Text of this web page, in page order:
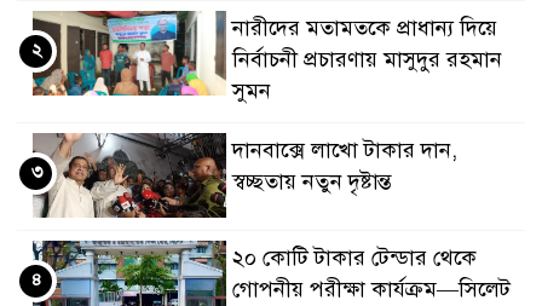
নারীদের মতামতকে প্রাধান্য দিয়ে
নির্বাচনী প্রচারণায় মাসুদুর রহমান
সুমন
২
দানবাক্সে লাখো টাকার দান,
স্বচ্ছতায় নতুন দৃষ্টান্ত
৩
২০ কোটি টাকার টেন্ডার থেকে
গোপনীয় পরীক্ষা কার্যক্রম—সিলেট
৪